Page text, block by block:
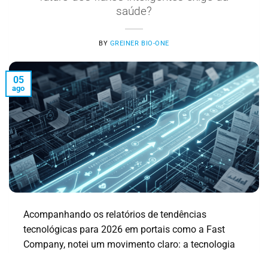
saúde?
BY GREINER BIO-ONE
05
ago
Acompanhando os relatórios de tendências
tecnológicas para 2026 em portais como a Fast
Company, notei um movimento claro: a tecnologia